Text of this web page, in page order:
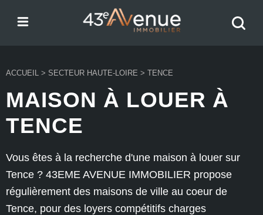
ACCUEIL > SECTEUR HAUTE-LOIRE > TENCE
MAISON À LOUER À
TENCE
Vous êtes à la recherche d'une maison à louer sur
Tence ? 43EME AVENUE IMMOBILIER propose
régulièrement des maisons de ville au coeur de
Tence, pour des loyers compétitifs charges